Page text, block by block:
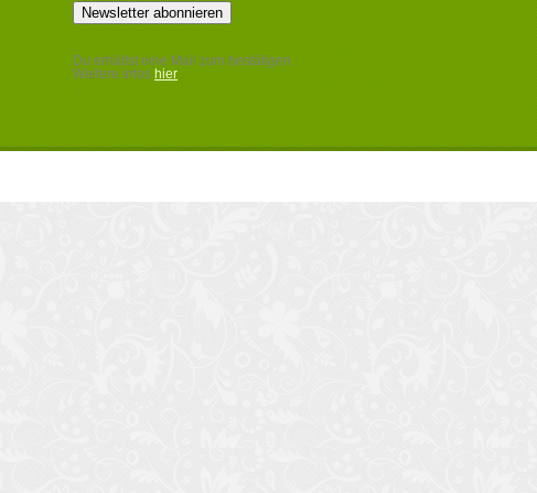
Du erhältst eine Mail zum bestätigen.
Weitere Infos hier
.